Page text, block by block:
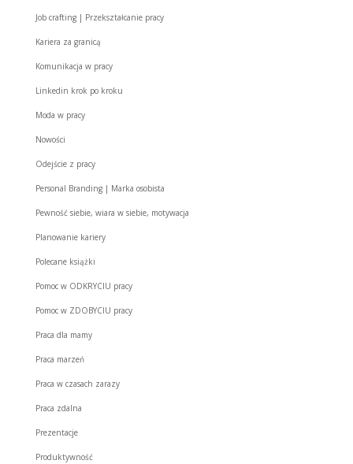
Job crafting | Przekształcanie pracy
Kariera za granicą
Komunikacja w pracy
Linkedin krok po kroku
Moda w pracy
Nowości
Odejście z pracy
Personal Branding | Marka osobista
Pewność siebie, wiara w siebie, motywacja
Planowanie kariery
Polecane książki
Pomoc w ODKRYCIU pracy
Pomoc w ZDOBYCIU pracy
Praca dla mamy
Praca marzeń
Praca w czasach zarazy
Praca zdalna
Prezentacje
Produktywność